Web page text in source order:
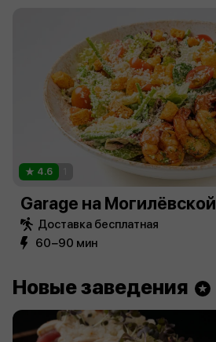
4.6
Garage на Могилёвской
Доставка бесплатная
60−90 мин
Новые заведения